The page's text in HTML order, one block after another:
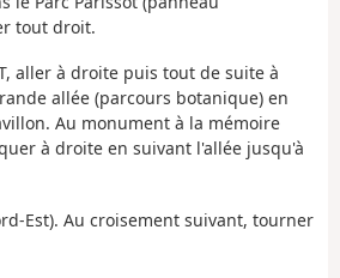
tout droit.
aller à droite puis tout de suite à
allée (parcours botanique) en
Au monument à la mémoire
à droite en suivant l'allée jusqu'à
Est). Au croisement suivant, tourner